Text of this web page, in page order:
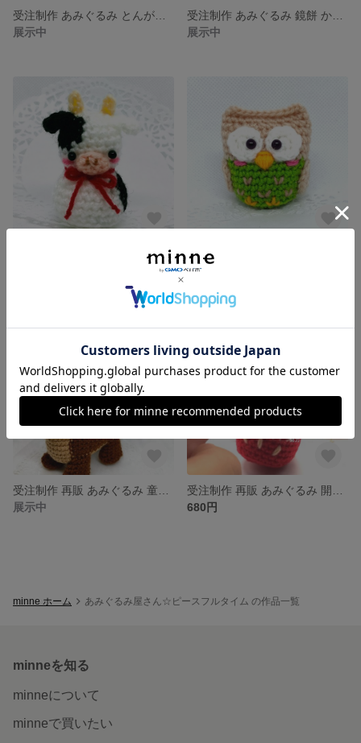
展示中
展示中
受注制作 あみぐるみ 干支ぐるみ 丑 牛
展示中
展示中
残り1点
680円
minne ホーム あみぐるみ屋さん☆ピースフルタイム の作品一覧
minneを知る
minneについて
minneで買いたい